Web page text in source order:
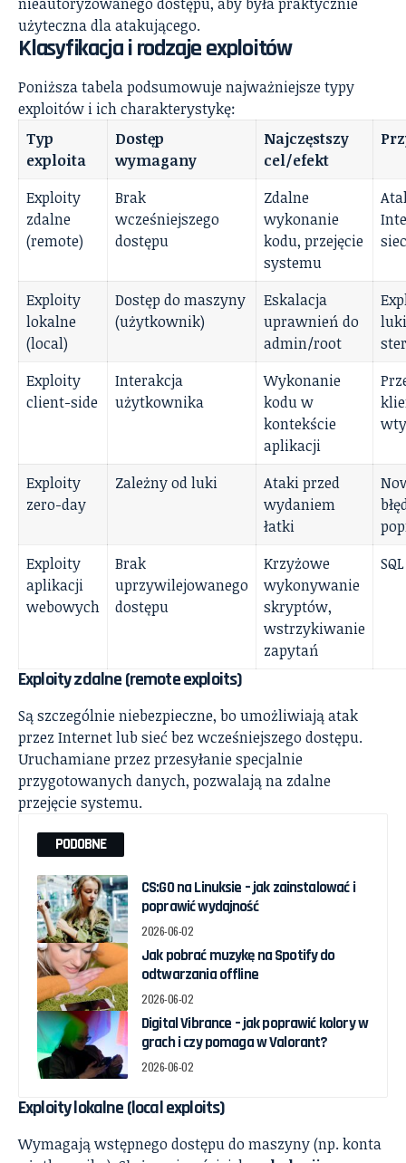
nieautoryzowanego dostępu, aby była praktycznie
użyteczna dla atakującego.
Klasyfikacja i rodzaje exploitów
Poniższa tabela podsumowuje najważniejsze typy
exploitów i ich charakterystykę:
Typ
exploita
Dostęp
wymagany
Najczęstszy
cel/efekt
Exploity
zdalne
(remote)
Brak
wcześniejszego
dostępu
Zdalne
wykonanie
kodu, przejęcie
systemu
Exploity
lokalne
(local)
Dostęp do maszyny
(użytkownik)
Eskalacja
uprawnień do
admin/root
Exploity
client-side
Interakcja
użytkownika
Wykonanie
kodu w
kontekście
aplikacji
Exploity
zero-day
Zależny od luki
Ataki przed
wydaniem
łatki
Exploity
aplikacji
webowych
Brak
uprzywilejowanego
dostępu
Krzyżowe
wykonywanie
skryptów,
wstrzykiwanie
zapytań
Exploity zdalne (remote exploits)
Są szczególnie niebezpieczne, bo umożliwiają atak
przez Internet lub sieć bez wcześniejszego dostępu.
Uruchamiane przez przesyłanie specjalnie
przygotowanych danych, pozwalają na zdalne
przejęcie systemu.
PODOBNE
CS:GO na Linuksie – jak zainstalować i
poprawić wydajność
2026-06-02
Jak pobrać muzykę na Spotify do
odtwarzania offline
2026-06-02
Digital Vibrance – jak poprawić kolory w
grach i czy pomaga w Valorant?
2026-06-02
Exploity lokalne (local exploits)
Wymagają wstępnego dostępu do maszyny (np. konta